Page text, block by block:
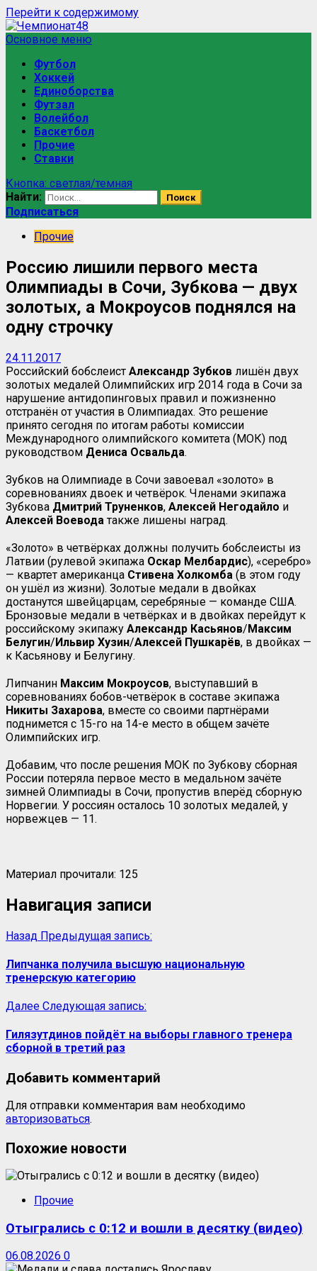
Перейти к содержимому
Основное меню
Футбол
Хоккей
Единоборства
Футзал
Волейбол
Баскетбол
Прочие
Ставки
Кнопка: светлая/темная
Найти:
Подписаться
Прочие
Россию лишили первого места
Олимпиады в Сочи, Зубкова — двух
золотых, а Мокроусов поднялся на
одну строчку
24.11.2017
Российский бобслеист Александр Зубков лишён двух
золотых медалей Олимпийских игр 2014 года в Сочи за
нарушение антидопинговых правил и пожизненно
отстранён от участия в Олимпиадах. Это решение
принято сегодня по итогам работы комиссии
Международного олимпийского комитета (МОК) под
руководством Дениса Освальда.
Зубков на Олимпиаде в Сочи завоевал «золото» в
соревнованиях двоек и четвёрок. Членами экипажа
Зубкова Дмитрий Труненков, Алексей Негодайло и
Алексей Воевода также лишены наград.
«Золото» в четвёрках должны получить бобслеисты из
Латвии (рулевой экипажа Оскар Мелбардис), «серебро»
— квартет американца Стивена Холкомба (в этом году
он ушёл из жизни). Золотые медали в двойках
достанутся швейцарцам, серебряные — команде США.
Бронзовые медали в четвёрках и в двойках перейдут к
российскому экипажу Александр Касьянов/Максим
Белугин/Ильвир Хузин/Алексей Пушкарёв, в двойках —
к Касьянову и Белугину.
Липчанин Максим Мокроусов, выступавший в
соревнованиях бобов-четвёрок в составе экипажа
Никиты Захарова, вместе со своими партнёрами
поднимется с 15-го на 14-е место в общем зачёте
Олимпийских игр.
Добавим, что после решения МОК по Зубкову сборная
России потеряла первое место в медальном зачёте
зимней Олимпиады в Сочи, пропустив вперёд сборную
Норвегии. У россиян осталось 10 золотых медалей, у
норвежцев — 11.
Материал прочитали: 125
Навигация записи
Назад Предыдущая запись:
Липчанка получила высшую национальную
тренерскую категорию
Далее Следующая запись:
Гилязутдинов пойдёт на выборы главного тренера
сборной в третий раз
Добавить комментарий
Для отправки комментария вам необходимо
авторизоваться.
Похожие новости
Прочие
Отыгрались с 0:12 и вошли в десятку (видео)
06.08.2026 0